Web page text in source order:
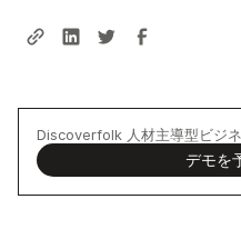
Discoverfolk 人材主導型ビジ
デモを